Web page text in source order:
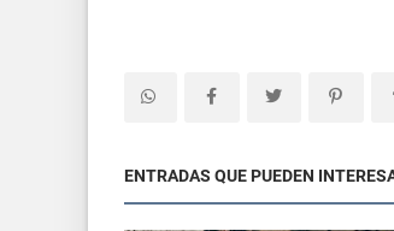
ENTRADAS QUE PUEDEN